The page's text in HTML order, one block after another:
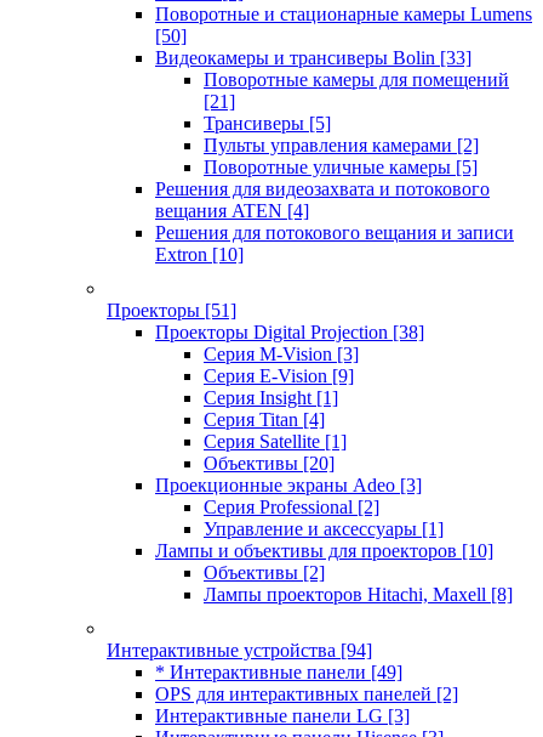
Поворотные и стационарные камеры Lumens
[50]
Видеокамеры и трансиверы Bolin [33]
Поворотные камеры для помещений
[21]
Трансиверы [5]
Пульты управления камерами [2]
Поворотные уличные камеры [5]
Решения для видеозахвата и потокового
вещания ATEN [4]
Решения для потокового вещания и записи
Extron [10]
Проекторы [51]
Проекторы Digital Projection [38]
Серия M-Vision [3]
Серия E-Vision [9]
Серия Insight [1]
Серия Titan [4]
Серия Satellite [1]
Объективы [20]
Проекционные экраны Adeo [3]
Серия Professional [2]
Управление и аксессуары [1]
Лампы и объективы для проекторов [10]
Объективы [2]
Лампы проекторов Hitachi, Maxell [8]
Интерактивные устройства [94]
* Интерактивные панели [49]
OPS для интерактивных панелей [2]
Интерактивные панели LG [3]